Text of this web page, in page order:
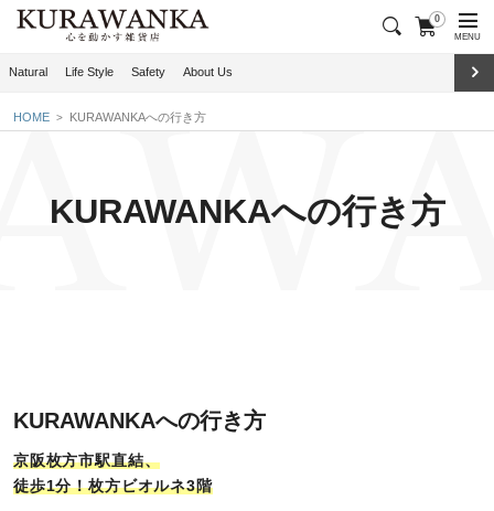
0
MENU
Natural Life Style Safety About Us
HOME KURAWANKAへの行き方
KURAWANKAへの行き方
KURAWANKAへの行き方
京阪枚方市駅直結、
徒歩1分！枚方ビオルネ3階